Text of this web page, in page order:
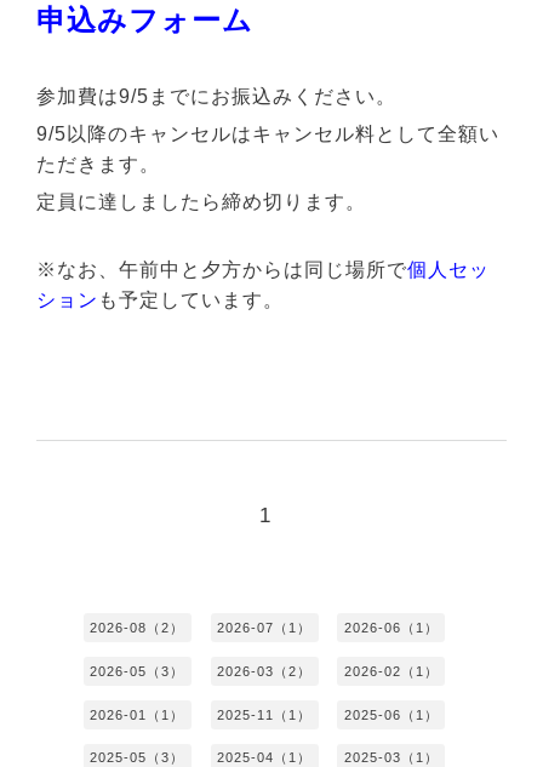
申込みフォーム
参加費は9/5までにお振込みください。
9/5以降のキャンセルはキャンセル料として全額い
ただきます。
定員に達しましたら締め切ります。
※なお、午前中と夕方からは同じ場所で個人セッ
ション も予定しています。
1
2026-08（2） 2026-07（1） 2026-06（1）
2026-05（3） 2026-03（2） 2026-02（1）
2026-01（1） 2025-11（1） 2025-06（1）
2025-05（3） 2025-04（1） 2025-03（1）